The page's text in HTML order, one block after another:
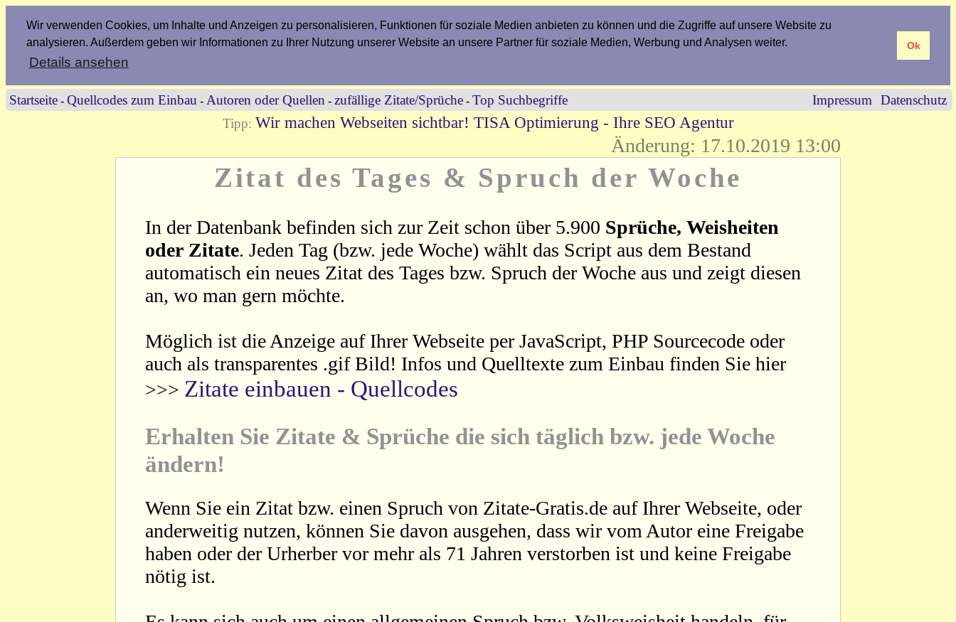
Wir verwenden Cookies, um Inhalte und Anzeigen zu personalisieren, Funktionen für soziale Medien anbieten zu können und die Zugriffe auf unsere Website zu
analysieren. Außerdem geben wir Informationen zu Ihrer Nutzung unserer Website an unsere Partner für soziale Medien, Werbung und Analysen weiter.
Details ansehen
Ok
Startseite - Quellcodes zum Einbau - Autoren oder Quellen - zufällige Zitate/Sprüche - Top Suchbegriffe Impressum
Datenschutz
Tipp: Wir machen Webseiten sichtbar! TISA Optimierung - Ihre SEO Agentur
Änderung: 17.10.2019 13:00
Zitat des Tages & Spruch der Woche
In der Datenbank befinden sich zur Zeit schon über 5.900 Sprüche, Weisheiten
oder Zitate. Jeden Tag (bzw. jede Woche) wählt das Script aus dem Bestand
automatisch ein neues Zitat des Tages bzw. Spruch der Woche aus und zeigt diesen
an, wo man gern möchte.
Möglich ist die Anzeige auf Ihrer Webseite per JavaScript, PHP Sourcecode oder
auch als transparentes .gif Bild! Infos und Quelltexte zum Einbau finden Sie hier
>>> Zitate einbauen - Quellcodes
Erhalten Sie Zitate & Sprüche die sich täglich bzw. jede Woche
ändern!
Wenn Sie ein Zitat bzw. einen Spruch von Zitate-Gratis.de auf Ihrer Webseite, oder
anderweitig nutzen, können Sie davon ausgehen, dass wir vom Autor eine Freigabe
haben oder der Urherber vor mehr als 71 Jahren verstorben ist und keine Freigabe
nötig ist.